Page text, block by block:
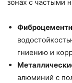
зонах с частыми
гниению и
алюминий с